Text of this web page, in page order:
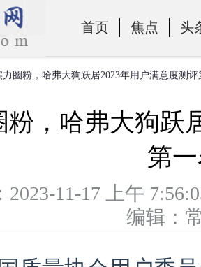
首页 焦点 头
零部件
力圈粉，哈弗大狗跃居2023年用户满意度测评
粉，哈弗大狗跃
第
2023-11-17 上午
编辑